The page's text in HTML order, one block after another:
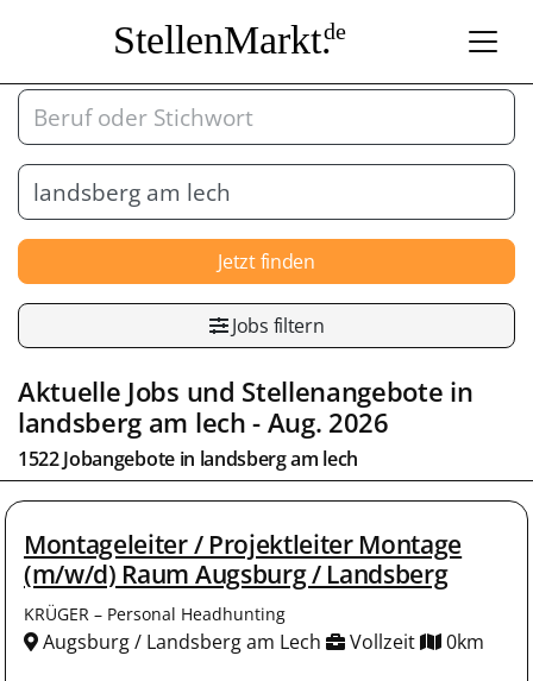
StellenMarkt.de
Jetzt finden
Jobs filtern
Aktuelle Jobs und Stellenangebote in
landsberg am lech- Aug. 2026
1522 Jobangebote in landsberg am lech
Montageleiter / Projektleiter Montage
(m/w/d) Raum Augsburg / Landsberg
KRÜGER – Personal Headhunting
Augsburg / Landsberg am Lech Vollzeit 0km